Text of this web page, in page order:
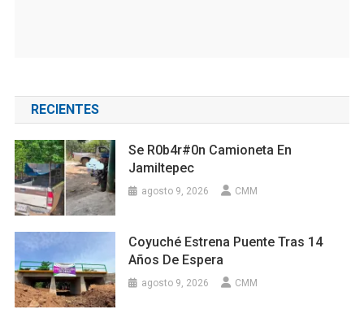
RECIENTES
Se R0b4r#0n Camioneta En
Jamiltepec
agosto 9, 2026 CMM
Coyuché Estrena Puente Tras 14
Años De Espera
agosto 9, 2026 CMM